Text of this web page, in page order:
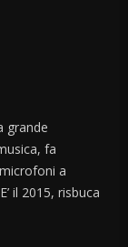
grande
fa
a
il 2015, risbuca